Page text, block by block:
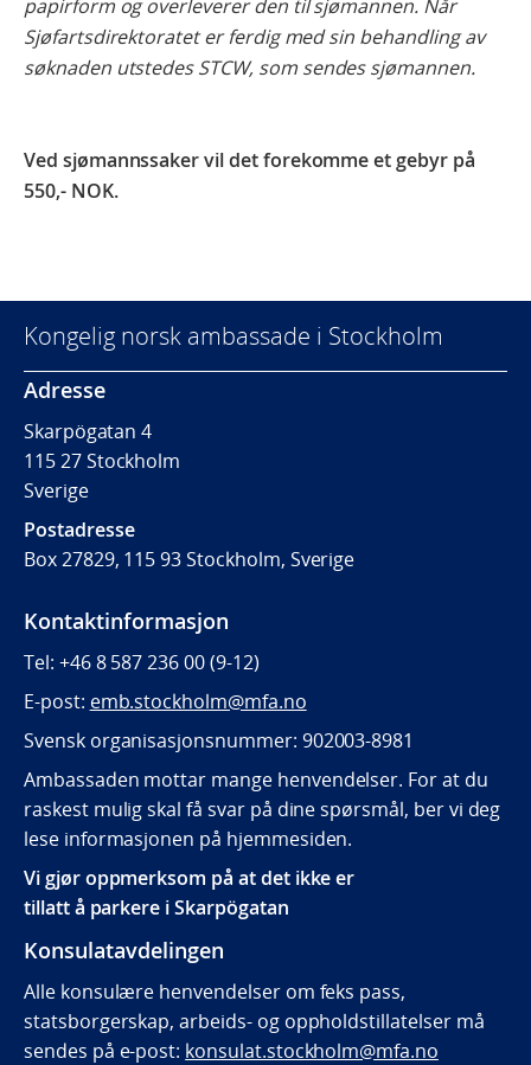
papirform og overleverer den til sjømannen. Når
Sjøfartsdirektoratet er ferdig med sin behandling av
søknaden utstedes STCW, som sendes sjømannen.
Ved sjømannssaker vil det forekomme et gebyr på
550,- NOK.
Kongelig norsk ambassade i Stockholm
Adresse
Skarpögatan4
115 27 Stockholm
Sverige
Postadresse
Box 27829, 115 93 Stockholm, Sverige
Kontaktinformasjon
Tel: +46 8 587 236 00 (9-12)
E-post: emb.stockholm@mfa.no
Svensk organisasjonsnummer: 902003-8981
Ambassaden mottar mange henvendelser. For at du
raskest mulig skal få svar på dine spørsmål, ber vi deg
lese informasjonen på hjemmesiden.
Vi gjør oppmerksom på at det ikke er
tillatt å parkere i Skarpögatan
Konsulatavdelingen
Alle konsulære henvendelser om feks pass,
statsborgerskap, arbeids- og oppholdstillatelser må
sendes på e-post: konsulat.stockholm@mfa.no